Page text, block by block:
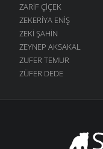
ZARIF ÇIÇEK
ZEKERIYA ENIŞ
ZEKI ŞAHIN
ZEYNEP AKSAKAL
ZUFER TEMUR
ZÜFER DEDE